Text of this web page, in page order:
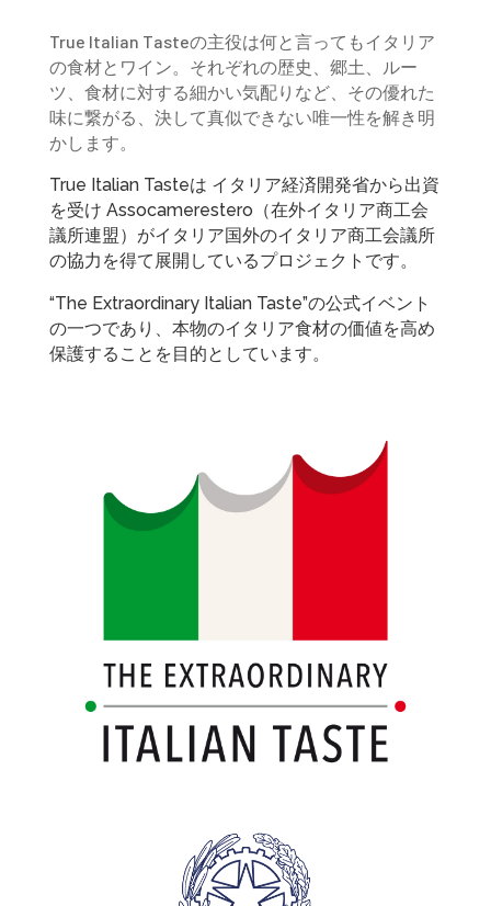
True Italian Tasteの主役は何と言ってもイタリア
の食材とワイン。それぞれの歴史、郷土、ルー
ツ、食材に対する細かい気配りなど、その優れた
味に繋がる、決して真似できない唯一性を解き明
かします。
True Italian Tasteは イタリア経済開発省から出資
を受け Assocamerestero（在外イタリア商工会
議所連盟）がイタリア国外のイタリア商工会議所
の協力を得て展開しているプロジェクトです。
“The Extraordinary Italian Taste”の公式イベント
の一つであり、本物のイタリア食材の価値を高め
保護することを目的としています。